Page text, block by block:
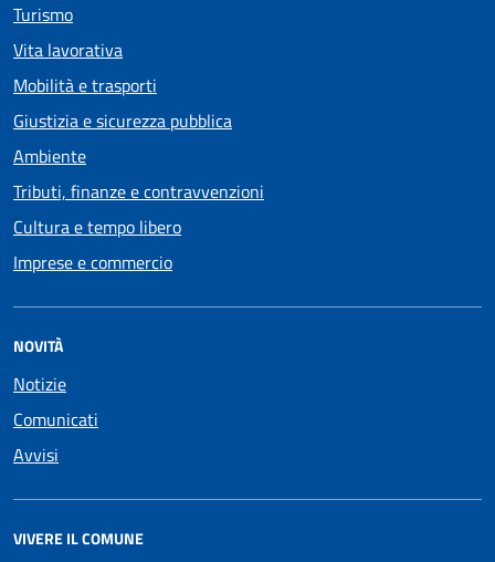
Turismo
Vita lavorativa
Mobilità e trasporti
Giustizia e sicurezza pubblica
Ambiente
Tributi, finanze e contravvenzioni
Cultura e tempo libero
Imprese e commercio
NOVITÀ
Notizie
Comunicati
Avvisi
VIVERE IL COMUNE